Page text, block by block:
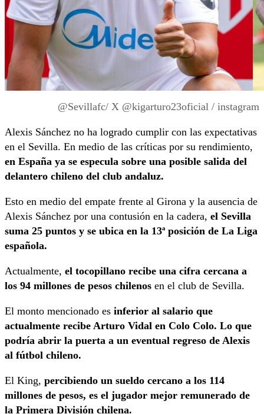
@Sevillafc/ X @kigarturo23oficial / instagram
Alexis Sánchez no ha logrado cumplir con las expectativas
en el Sevilla. En medio de las críticas por su rendimiento,
en España ya se especula sobre una posible salida del
delantero chileno del club andaluz.
Esto en medio del empate frente al Girona y la ausencia de
Alexis Sánchez por una contusión en la cadera, el Sevilla
suma 25 puntos y se ubica en la 13ª posición de La Liga
española.
Actualmente, el tocopillano recibe una cifra cercana a
los 94 millones de pesos chilenos en el club de Sevilla.
El monto mencionado es inferior al salario que
actualmente recibe Arturo Vidal en Colo Colo. Lo que
podría abrir la puerta a un eventual regreso de Alexis
al fútbol chileno.
El King, percibiendo un sueldo cercano a los 114
millones de pesos, es el jugador mejor remunerado de
la Primera División chilena.